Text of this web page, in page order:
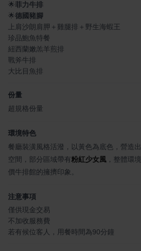
🌟菲力牛排
🌟德國豬腳
上肩沙朗肩胛＋雞腿排＋野生海蝦王
珍品鮑魚特餐
紐西蘭嫩羔羊煎排
戰斧牛排
大比目魚排
份量
超規格份量
環境特色
餐廳裝潢風格活潑，以黃色為底色，營造出
空間，部分區域帶有粉紅少女風 ，整體環境
價牛排館的擁擠印象。
注意事項
僅供現金交易
不加收服務費
若有候位客人，用餐時間為90分鐘